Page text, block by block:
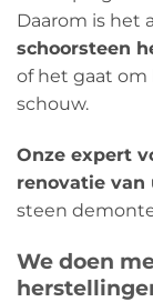
Daarom is het
schoorsteen
of het gaat
schouw.
Onze expert
renovatie van
steen
We doen